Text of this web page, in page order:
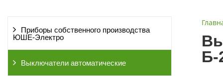
Приборы собственного производства
ЮШЕ-Электро
Выключатели автоматические
Б-